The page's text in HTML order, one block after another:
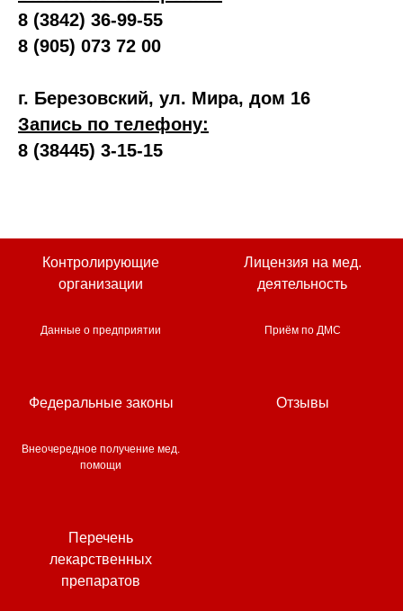
8 (3842) 36-99-55
8 (905) 073 72 00
г. Березовский, ул. Мира, дом 16
Запись по телефону:
8 (38445) 3-15-15
Контролирующие
организации
Лицензия на мед.
деятельность
Данные о предприятии Приём по ДМС
Федеральные законы Отзывы
Внеочередное получение мед.
помощи
Перечень
лекарственных
препаратов